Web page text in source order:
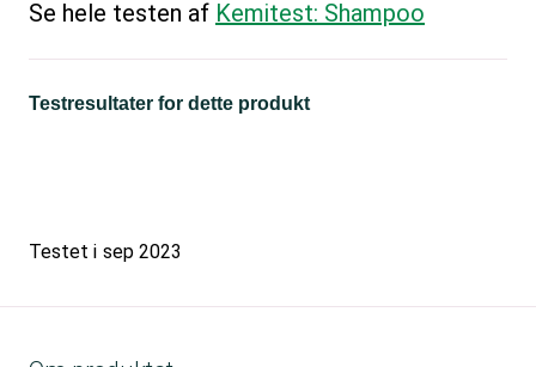
Se hele testen af Kemitest: Shampoo
Testresultater for dette produkt
Testet i sep 2023